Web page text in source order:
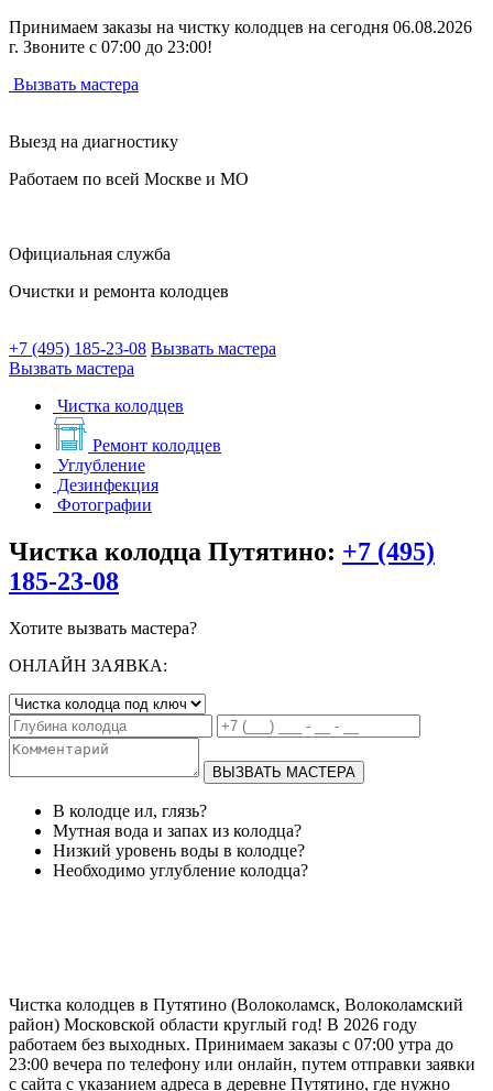
Принимаем заказы на чистку колодцев на сегодня 06.08.2026
г. Звоните с 07:00 до 23:00!
Вызвать мастера
Выезд на диагностику
Работаем по всей Москве и МО
Официальная служба
Очистки и ремонта колодцев
+7 (495) 185-23-08 Вызвать мастера
Вызвать мастера
Чистка колодцев
Ремонт колодцев
Углубление
Дезинфекция
Фотографии
Чистка колодца Путятино: +7 (495)
185-23-08
Хотите вызвать мастера?
ОНЛАЙН ЗАЯВКА:
ВЫЗВАТЬ МАСТЕРА
В колодце ил, глязь?
Мутная вода и запах из колодца?
Низкий уровень воды в колодце?
Необходимо углубление колодца?
Чистка колодцев в Путятино (Волоколамск, Волоколамский
район) Московской области круглый год! В 2026 году
работаем без выходных. Принимаем заказы с 07:00 утра до
23:00 вечера по телефону или онлайн, путем отправки заявки
с сайта с указанием адреса в деревне Путятино, где нужно